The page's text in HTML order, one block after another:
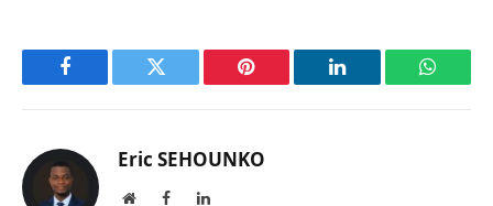
Facebook Twitter Pinterest LinkedIn
Eric SEHOUNKO
WebsiteFacebookLinkedIn